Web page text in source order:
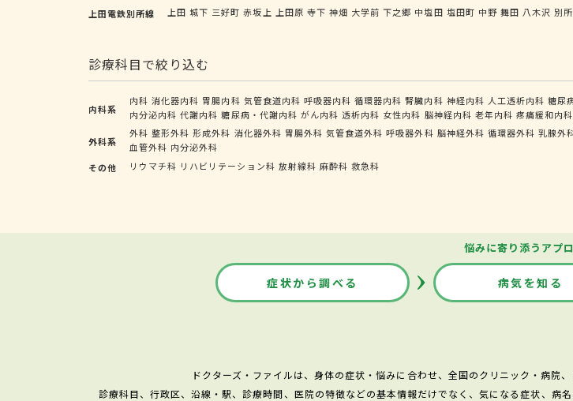
上田電鉄別所線 上田 城下 三好町 赤坂上 上田原 寺下 神畑 大学前 下之郷 中塩田 塩田町 中野 舞田 八木沢 別
診療科目で絞り込む
内科系
内科 消化器内科 胃腸内科 気管食道内科 呼吸器内科 循環器内科 腎臓内科 神経内科 人工透析内科 糖尿
内分泌内科 代謝内科 糖尿病・代謝内科 がん内科 透析内科 女性内科 脳神経内科 老年内科 疼痛緩和内科
外科系
外科 整形外科 形成外科 消化器外科 胃腸外科 気管食道外科 呼吸器外科 脳神経外科 循環器外科 乳腺外
血管外科 内分泌外科
その他
リウマチ科 リハビリテーション科 放射線科 麻酔科 救急科
悩みに寄り添うアプ
症状から調べる 病気を知る
ドクターズ・ファイルは、身体の症状・悩みに合わせ、全国のクリニック・病院
診療科目、行政区、沿線・駅、診療時間、医院の特徴などの基本情報だけでなく、気になる症状、病